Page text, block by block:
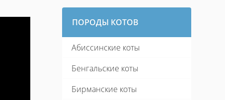
ПОРОДЫ КОТОВ
Абиссинские коты
Бенгальские коты
Бирманские коты